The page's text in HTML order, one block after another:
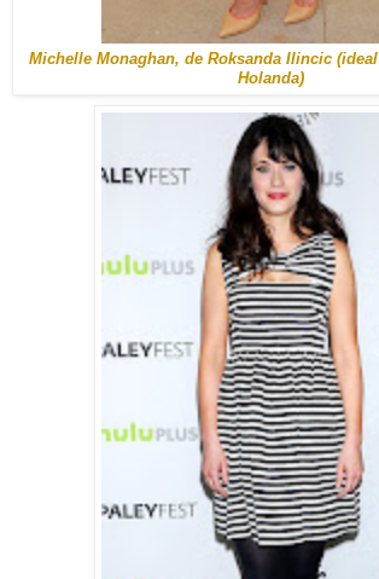
Michelle Monaghan, de Roksanda Ilincic
Holanda)